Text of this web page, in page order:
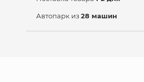
Автопарк из 28 машин